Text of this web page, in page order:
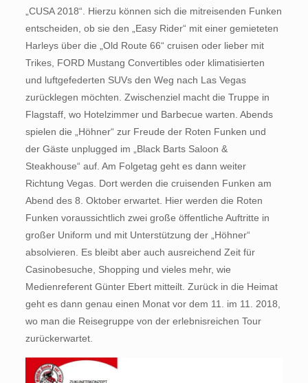
„CUSA 2018“. Hierzu können sich die mitreisenden Funken
entscheiden, ob sie den „Easy Rider“ mit einer gemieteten
Harleys über die „Old Route 66“ cruisen oder lieber mit
Trikes, FORD Mustang Convertibles oder klimatisierten
und luftgefederten SUVs den Weg nach Las Vegas
zurücklegen möchten. Zwischenziel macht die Truppe in
Flagstaff, wo Hotelzimmer und Barbecue warten. Abends
spielen die „Höhner“ zur Freude der Roten Funken und
der Gäste unplugged im „Black Barts Saloon &
Steakhouse“ auf. Am Folgetag geht es dann weiter
Richtung Vegas. Dort werden die cruisenden Funken am
Abend des 8. Oktober erwartet. Hier werden die Roten
Funken voraussichtlich zwei große öffentliche Auftritte in
großer Uniform und mit Unterstützung der „Höhner“
absolvieren. Es bleibt aber auch ausreichend Zeit für
Casinobesuche, Shopping und vieles mehr, wie
Medienreferent Günter Ebert mitteilt. Zurück in die Heimat
geht es dann genau einen Monat vor dem 11. im 11. 2018,
wo man die Reisegruppe von der erlebnisreichen Tour
zurückerwartet.